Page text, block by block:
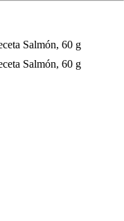
Salmón, 60 g
Salmón, 60 g